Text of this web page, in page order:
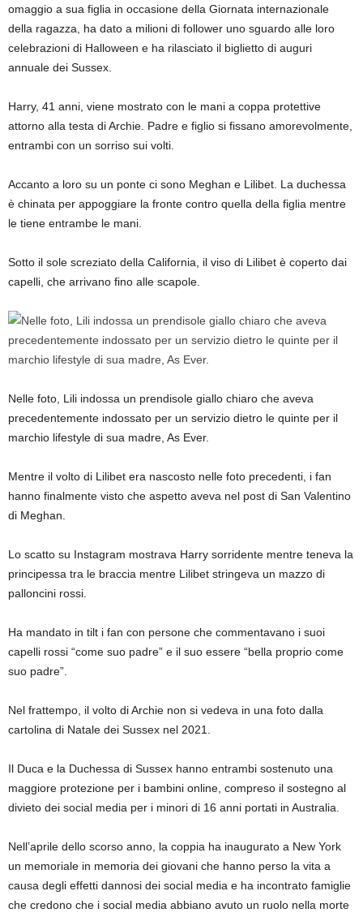
omaggio a sua figlia in occasione della Giornata internazionale
della ragazza, ha dato a milioni di follower uno sguardo alle loro
celebrazioni di Halloween e ha rilasciato il biglietto di auguri
annuale dei Sussex.
Harry, 41 anni, viene mostrato con le mani a coppa protettive
attorno alla testa di Archie. Padre e figlio si fissano amorevolmente,
entrambi con un sorriso sui volti.
Accanto a loro su un ponte ci sono Meghan e Lilibet. La duchessa
è chinata per appoggiare la fronte contro quella della figlia mentre
le tiene entrambe le mani.
Sotto il sole screziato della California, il viso di Lilibet è coperto dai
capelli, che arrivano fino alle scapole.
Nelle foto, Lili indossa un prendisole giallo chiaro che aveva
precedentemente indossato per un servizio dietro le quinte per il
marchio lifestyle di sua madre, As Ever.
Mentre il volto di Lilibet era nascosto nelle foto precedenti, i fan
hanno finalmente visto che aspetto aveva nel post di San Valentino
di Meghan.
Lo scatto su Instagram mostrava Harry sorridente mentre teneva la
principessa tra le braccia mentre Lilibet stringeva un mazzo di
palloncini rossi.
Ha mandato in tilt i fan con persone che commentavano i suoi
capelli rossi “come suo padre” e il suo essere “bella proprio come
suo padre”.
Nel frattempo, il volto di Archie non si vedeva in una foto dalla
cartolina di Natale dei Sussex nel 2021.
Il Duca e la Duchessa di Sussex hanno entrambi sostenuto una
maggiore protezione per i bambini online, compreso il sostegno al
divieto dei social media per i minori di 16 anni portati in Australia.
Nell’aprile dello scorso anno, la coppia ha inaugurato a New York
un memoriale in memoria dei giovani che hanno perso la vita a
causa degli effetti dannosi dei social media e ha incontrato famiglie
che credono che i social media abbiano avuto un ruolo nella morte